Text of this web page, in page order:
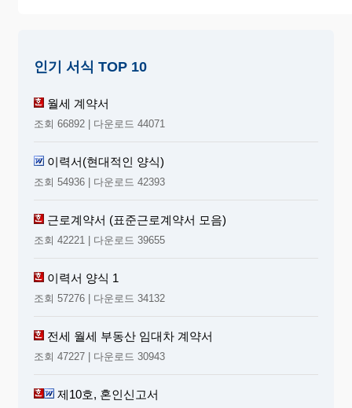
인기 서식 TOP 10
월세 계약서
조회 66892 | 다운로드 44071
이력서(현대적인 양식)
조회 54936 | 다운로드 42393
근로계약서 (표준근로계약서 모음)
조회 42221 | 다운로드 39655
이력서 양식 1
조회 57276 | 다운로드 34132
전세 월세 부동산 임대차 계약서
조회 47227 | 다운로드 30943
제10호, 혼인신고서